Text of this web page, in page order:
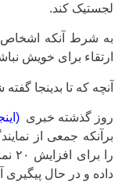
لجستیک کند.
به شرط آنکه اشخاص
ارتقاء برای خویش
آنچه که تا بدینجا
روز گذشته خبری(
برآنکه جمعی از
را
داده و در حال پیگیری